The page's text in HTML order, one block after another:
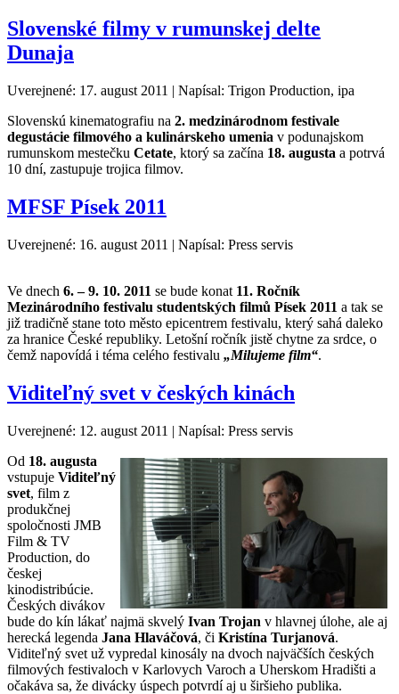
Slovenské filmy v rumunskej delte
Dunaja
Uverejnené: 17. august 2011 | Napísal: Trigon Production, ipa
Slovenskú kinematografiu na 2. medzinárodnom festivale
degustácie filmového a kulinárskeho umenia v podunajskom
rumunskom mestečku Cetate, ktorý sa začína 18. augusta a potrvá
10 dní, zastupuje trojica filmov.
MFSF Písek 2011
Uverejnené: 16. august 2011 | Napísal: Press servis
Ve dnech 6. – 9. 10. 2011 se bude konat 11. Ročník
Mezinárodního festivalu studentských filmů Písek 2011 a tak se
již tradičně stane toto město epicentrem festivalu, který sahá daleko
za hranice České republiky. Letošní ročník jistě chytne za srdce, o
čemž napovídá i téma celého festivalu „Milujeme film“.
Viditeľný svet v českých kinách
Uverejnené: 12. august 2011 | Napísal: Press servis
Od 18. augusta
vstupuje Viditeľný
svet, film z
produkčnej
spoločnosti JMB
Film & TV
Production, do
českej
kinodistribúcie.
Českých divákov
bude do kín lákať najmä skvelý Ivan Trojan v hlavnej úlohe, ale aj
herecká legenda Jana Hlaváčová, či Kristína Turjanová.
Viditeľný svet už vypredal kinosály na dvoch najväčších českých
filmových festivaloch v Karlovych Varoch a Uherskom Hradišti a
očakáva sa, že divácky úspech potvrdí aj u širšieho publika.